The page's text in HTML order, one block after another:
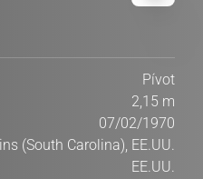
Pívot
2,15 m
07/02/1970
(South Carolina), EE.UU.
EE.UU.